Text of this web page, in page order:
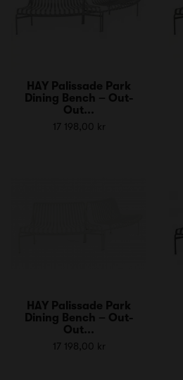
HAY Palissade Park
Dining Bench – Out-
Out...
17 198,00 kr
HAY Palissade Park
Dining Bench – Out-
Out...
17 198,00 kr